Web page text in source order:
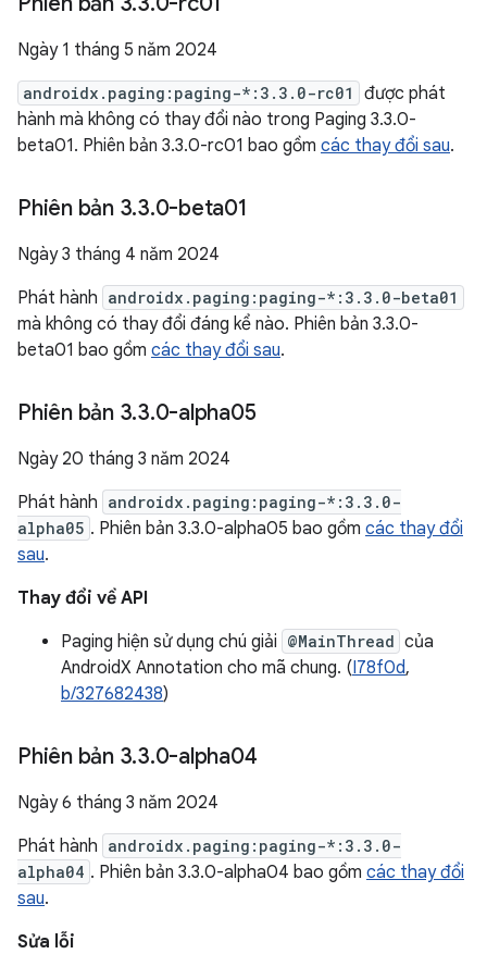
Ngày 1 tháng 5 năm 2024
androidx.paging:paging-*:3.3.0-rc01
được phát
hành mà không có thay đổi nào trong Paging 3.3.0-
beta01. Phiên bản 3.3.0-rc01 bao gồm các thay đổi sau.
Phiên bản 3.3.0-beta01
Ngày 3 tháng 4 năm 2024
Phát hành androidx.paging:paging-*:3.3.0-beta01
mà không có thay đổi đáng kể nào. Phiên bản 3.3.0-
beta01 bao gồm các thay đổi sau.
Phiên bản 3.3.0-alpha05
Ngày 20 tháng 3 năm 2024
Phát hành androidx.paging:paging-*:3.3.0-
alpha05 . Phiên bản 3.3.0-alpha05 bao gồm các thay đổi
sau.
Thay đổi về API
Paging hiện sử dụng chú giải @MainThread của
AndroidX Annotation cho mã chung. (I78f0d,
b/327682438)
Phiên bản 3.3.0-alpha04
Ngày 6 tháng 3 năm 2024
Phát hành androidx.paging:paging-*:3.3.0-
alpha04 . Phiên bản 3.3.0-alpha04 bao gồm các thay đổi
sau.
Sửa lỗi